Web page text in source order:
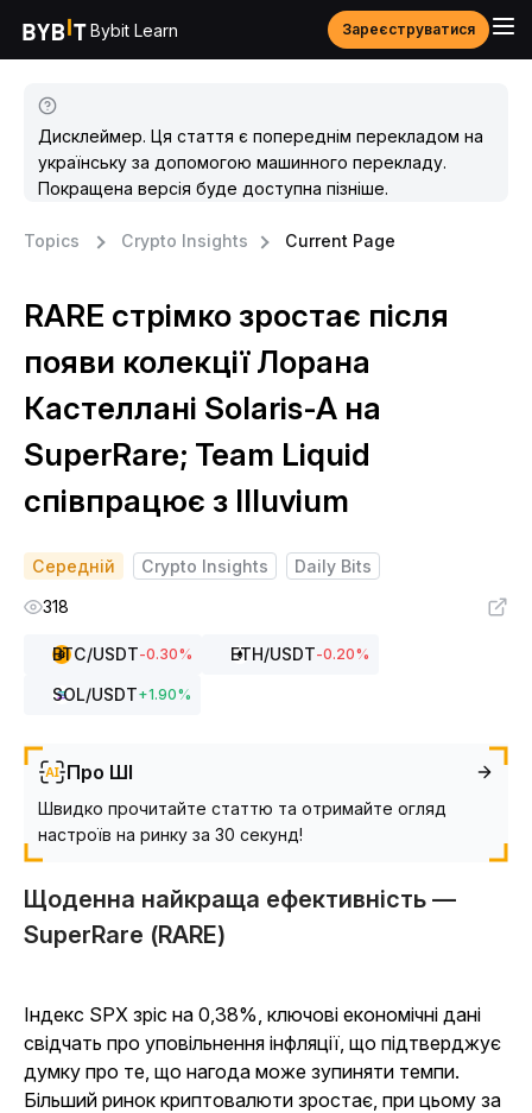
Bybit Learn Зареєструватися
Дисклеймер. Ця стаття є попереднім перекладом на
українську за допомогою машинного перекладу.
Покращена версія буде доступна пізніше.
Topics Crypto Insights Current Page
RARE стрімко зростає після
появи колекції Лорана
Кастеллані Solaris-A на
SuperRare; Team Liquid
співпрацює з Illuvium
Середній Crypto Insights
Daily Bits
318
BTC/USDT-0.30% ETH/USDT-0.20%
SOL/USDT+1.90%
Про ШІ
Швидко прочитайте статтю та отримайте огляд
настроїв на ринку за 30 секунд!
Щоденна найкраща ефективність —
SuperRare (RARE)
Індекс SPX зріс на 0,38%, ключові економічні дані
свідчать про уповільнення інфляції, що підтверджує
думку про те, що нагода може зупиняти темпи.
Більший ринок криптовалюти зростає, при цьому за